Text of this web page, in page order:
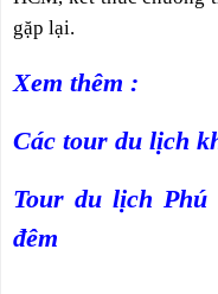
gặp lại.
Xem thêm :
Các tour du lịch
Tour du lịch
đêm